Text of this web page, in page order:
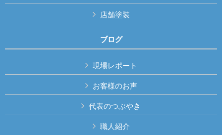
店舗塗装
ブログ
現場レポート
お客様のお声
代表のつぶやき
職人紹介